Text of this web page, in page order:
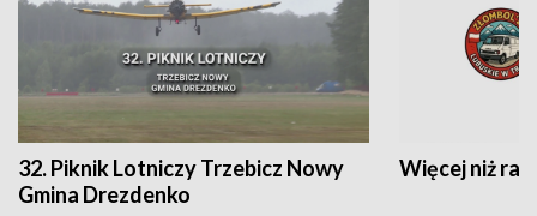
32. Piknik Lotniczy Trzebicz Nowy
Gmina Drezdenko
Więcej niż rajd